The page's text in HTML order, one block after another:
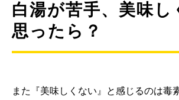
白湯が苦手、美味し
思ったら？
また『美味しくない』と感じるのは毒